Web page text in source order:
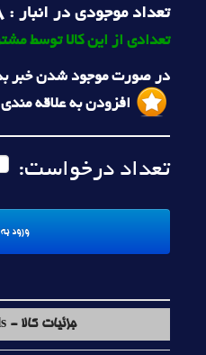
تعداد موجودی در انبار :
تعدادی از این کالا توسط
در صورت موجود شدن خبر
افزودن به علاقه
تعداد درخواست:
جزئیات کالا - Product details